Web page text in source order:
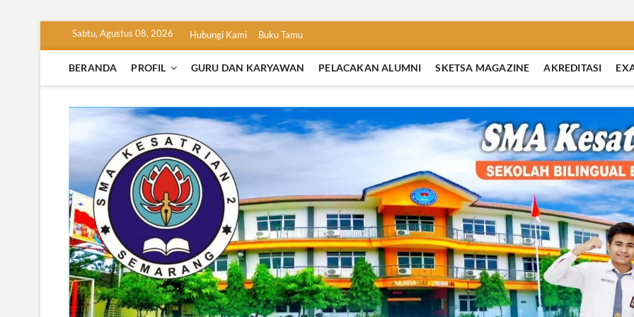
Sabtu, Agustus 08, 2026 Hubungi Kami Buku Tamu
BERANDA PROFIL GURU DAN KARYAWAN PELACAKAN ALUMNI SKETSA MAGAZINE AKREDITASI